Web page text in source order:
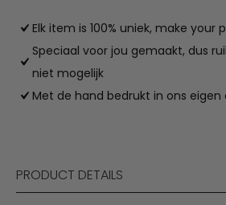
Elk item is 100% uniek, make your
Speciaal voor jou gemaakt, dus
niet mogelijk
Met de hand bedrukt in ons eigen
PRODUCT DETAILS